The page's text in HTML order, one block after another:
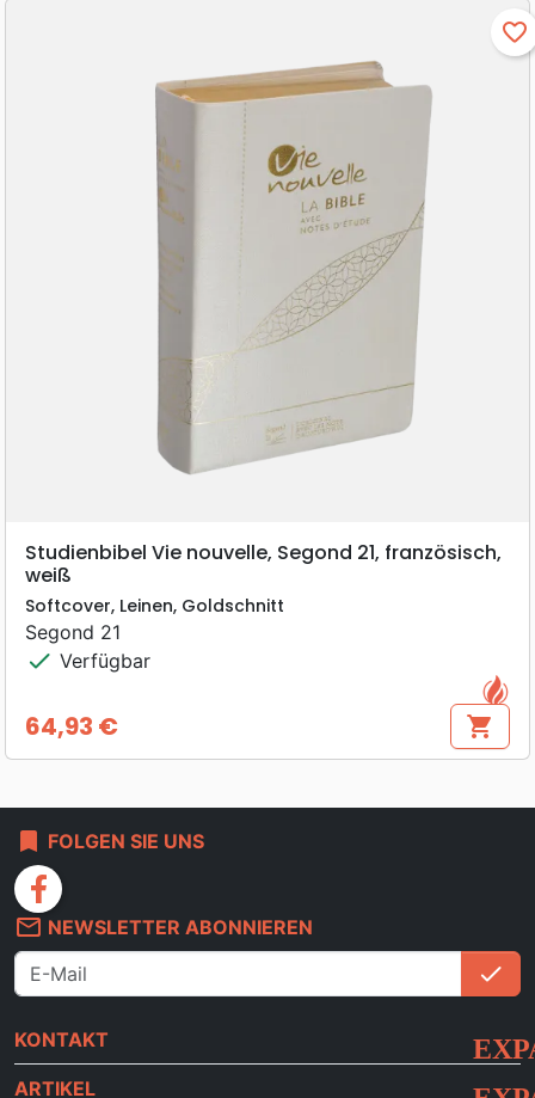
favorite_border
Studienbibel Vie nouvelle, Segond 21, französisch,
weiß
Softcover, Leinen, Goldschnitt
Segond 21
check Verfügbar
Preis
64,93 € shopping_cart
bookmark FOLGEN SIE UNS
facebook
mail_outline NEWSLETTER ABONNIEREN
check
KONTAKT
ARTIKEL